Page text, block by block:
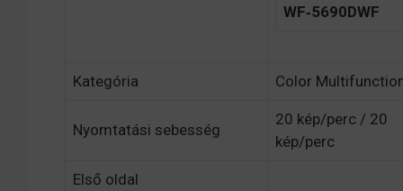
WF‑5690DWF
Kategória Color
Nyomtatási sebesség
20 kép/perc / 20
kép/perc
Első oldal